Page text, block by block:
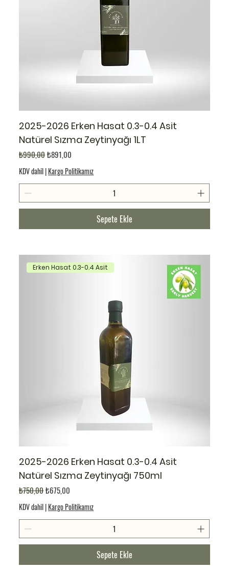
2025-2026 Erken Hasat 0.3-0.4 Asit
Natürel Sızma Zeytinyağı 1LT
Normal Fiyat
₺990,00İndirimli Fiyat
₺891,00
KDV dahil|Kargo Politikamız
Sepete Ekle
Erken Hasat 0.3-0.4 Asit
2025-2026 Erken Hasat 0.3-0.4 Asit
Natürel Sızma Zeytinyağı 750ml
Normal Fiyat
₺750,00İndirimli Fiyat
₺675,00
KDV dahil|Kargo Politikamız
Sepete Ekle